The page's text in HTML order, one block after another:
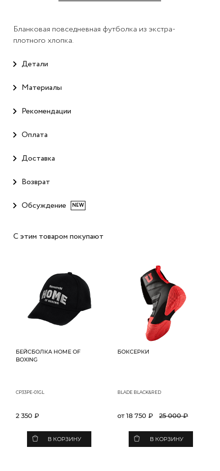
Бланковая повседневная футболка из экстра-
плотного хлопка.
Детали
Материалы
Рекомендации
Оплата
Доставка
Возврат
Обсуждение NEW
С этим товаром покупают
БЕЙСБОЛКА HOME OF
BOXING
CP33PE-01GL
2 350 ₽
В КОРЗИНУ
БОКСЕРКИ
BLADE BLACK&RED
от 18 750 ₽ 25 000 ₽
В КОРЗИНУ